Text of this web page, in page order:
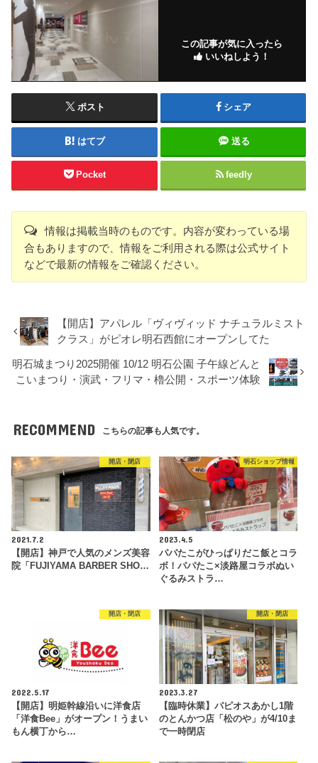
この記事が気に入ったら
いいねしよう！
ポスト シェア
はてブ 送る
Pocket feedly
情報は掲載当時のものです。内容が変わっている場
合もありますので、情報をご利用される際は公式サイト
などで最新の情報をご確認ください。
【開店】アパレル「ヴィヴィッド ナチュラルミスト
クラス」がピオレ明石西館にオープンしてた
明石城まつり2025開催 10/12 明石公園 子午線どんと
こいまつり・演武・フリマ・櫓公開・スポーツ体験
RECOMMEND こちらの記事も人気です。
開店・閉店
2021.7.2
【開店】神戸で人気のメンズ美容
院「FUJIYAMA BARBER SHO…
明石ショップ情報
2023.4.5
パパたこがひっぱりだこ飯とコラ
ボ！パパたこ×淡路屋コラボぬい
ぐるみストラ…
開店・閉店
2022.5.17
【開店】明姫幹線沿いに洋食店
「洋食Bee」がオープン！うまい
もん横丁から…
開店・閉店
2023.3.27
【臨時休業】パピオスあかし1階
のとんかつ店「松のや」が4/10ま
で一時閉店